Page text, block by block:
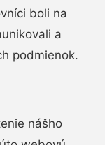
boli na
a
podmienok.
nášho